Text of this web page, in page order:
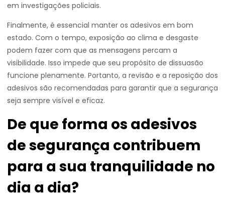
em investigações policiais.
Finalmente, é essencial manter os adesivos em bom
estado. Com o tempo, exposição ao clima e desgaste
podem fazer com que as mensagens percam a
visibilidade. Isso impede que seu propósito de dissuasão
funcione plenamente. Portanto, a revisão e a reposição dos
adesivos são recomendadas para garantir que a segurança
seja sempre visível e eficaz.
De que forma os adesivos
de segurança contribuem
para a sua tranquilidade no
dia a dia?